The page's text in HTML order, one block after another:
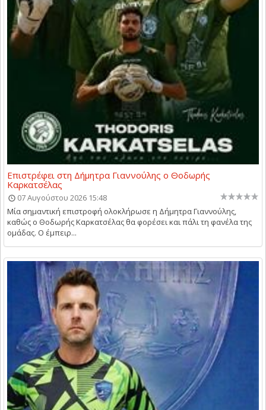
Επιστρέφει στη Δήμητρα Γιαννούλης ο Θοδωρής
Καρκατσέλας
07 Αυγούστου 2026 15:48
Μία σημαντική επιστροφή ολοκλήρωσε η Δήμητρα Γιαννούλης,
καθώς ο Θοδωρής Καρκατσέλας θα φορέσει και πάλι τη φανέλα της
ομάδας. Ο έμπειρ...